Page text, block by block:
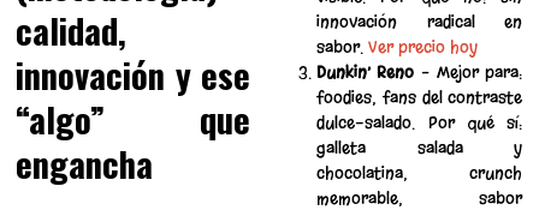
calidad,
innovación y ese
“algo” que
engancha
innovación radical en
sabor.Ver precio hoy
Dunkin’ Reno – Mejor para:
foodies, fans del contraste
dulce-salado. Por qué sí:
galleta salada y
chocolatina, crunch
memorable, sabor